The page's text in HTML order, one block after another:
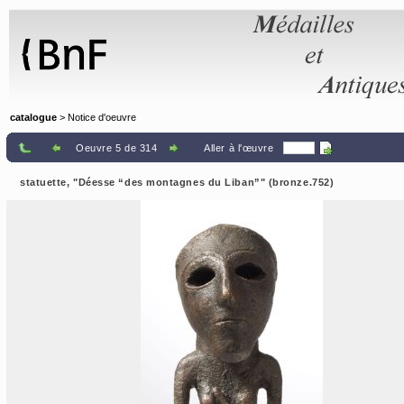
catalogue > Notice d'oeuvre
Oeuvre 5 de 314 Aller à l'œuvre
statuette, "Déesse “des montagnes du Liban”" (bronze.752)